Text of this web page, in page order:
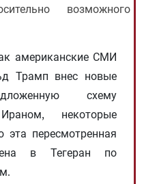
возможного
американские СМИ
Трамп внес новые
схему
некоторые
эта пересмотренная
​​в Тегеран по